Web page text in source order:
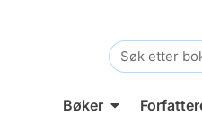
Search
for:
Bøker